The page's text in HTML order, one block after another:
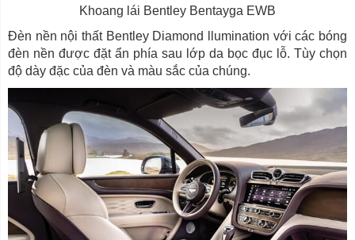
Khoang lái Bentley Bentayga EWB
Đèn nền nội thất Bentley Diamond llumination với các bóng
đèn nền được đặt ẩn phía sau lớp da bọc đục lỗ. Tùy chọn
độ dày đặc của đèn và màu sắc của chúng.